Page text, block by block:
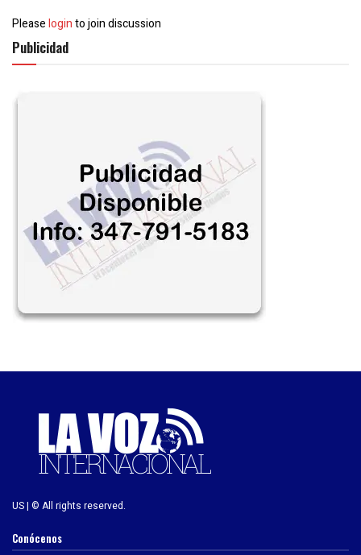
Pleaseloginto join discussion
Publicidad
US | © All rights reserved.
Conócenos